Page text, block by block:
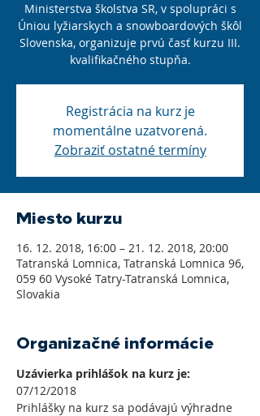
Ministerstva školstva SR, v spolupráci s
Úniou lyžiarskych a snowboardových škôl
Slovenska, organizuje prvú časť kurzu III.
kvalifikačného stupňa.
Registrácia na kurz je
momentálne uzatvorená.
Zobraziť ostatné termíny
Miesto kurzu
16. 12. 2018, 16:00 – 21. 12. 2018, 20:00
Tatranská Lomnica, Tatranská Lomnica 96,
059 60 Vysoké Tatry-Tatranská Lomnica,
Slovakia
Organizačné informácie
Uzávierka prihlášok na kurz je:
07/12/2018
Prihlášky na kurz sa podávajú výhradne